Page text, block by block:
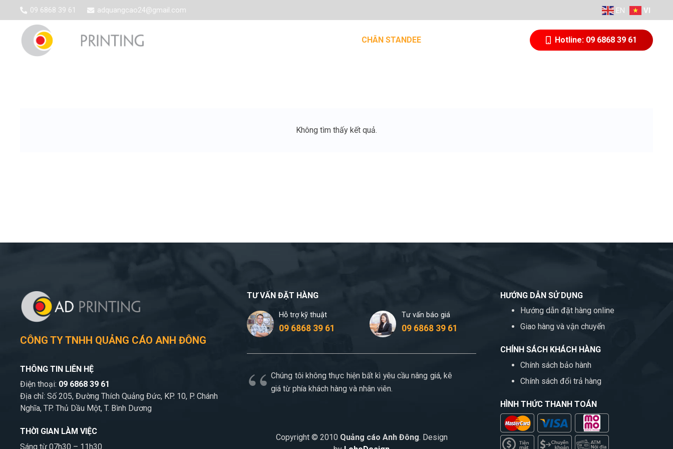
09 6868 39 61 adquangcao24@gmail.com EN VI
CHÂN STANDEE Hotline: 09 6868 39 61
Không tìm thấy kết quả.
CÔNG TY TNHH QUẢNG CÁO ANH ĐÔNG
THÔNG TIN LIÊN HỆ
Điện thoại: 09 6868 39 61
Địa chỉ: Số 205, Đường Thích Quảng Đức, KP. 10, P. Chánh
Nghĩa, TP. Thủ Dầu Một, T. Bình Dương
THỜI GIAN LÀM VIỆC
Sáng từ 07h30 – 11h30
TƯ VẤN ĐẶT HÀNG
Hỗ trợ kỹ thuật
09 6868 39 61
Tư vấn báo giá
09 6868 39 61
Chúng tôi không thực hiện bất kì yêu cầu nâng giá, kê
giá từ phía khách hàng và nhân viên.
Copyright © 2010 Quảng cáo Anh Đông. Design
HƯỚNG DẪN SỬ DỤNG
Hướng dẫn đặt hàng online
Giao hàng và vận chuyển
CHÍNH SÁCH KHÁCH HÀNG
Chính sách bảo hành
Chính sách đổi trả hàng
HÌNH THỨC THANH TOÁN